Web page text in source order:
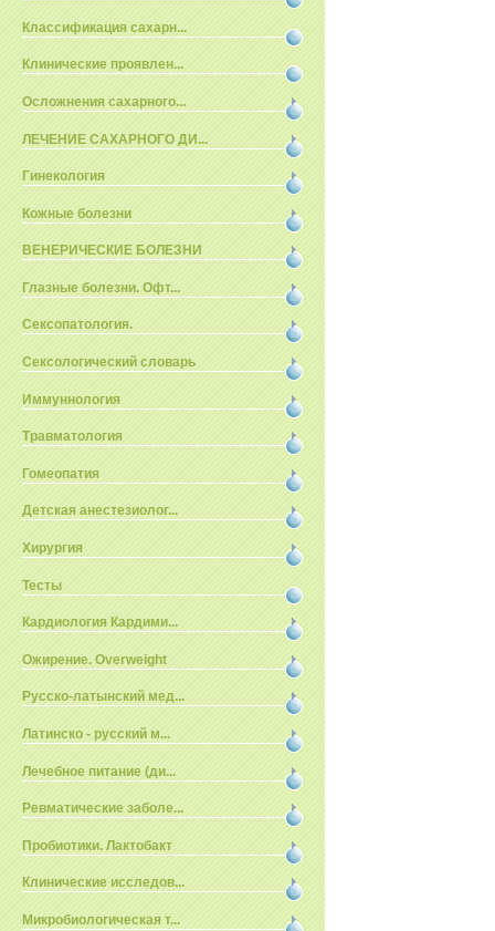
Классификация сахарн...
Клинические проявлен...
Осложнения сахарного...
ЛЕЧЕНИЕ САХАРНОГО ДИ...
Гинекология
Кожные болезни
ВЕНЕРИЧЕСКИЕ БОЛЕЗНИ
Глазные болезни. Офт...
Сексопатология.
Сексологический словарь
Иммуннология
Травматология
Гомеопатия
Детская анестезиолог...
Хирургия
Тесты
Кардиология Кардими...
Ожирение. Overweight
Русско-латынский мед...
Латинско - русский м...
Лечебное питание (ди...
Ревматические заболе...
Пробиотики. Лактобакт
Клинические исследов...
Микробиологическая т...